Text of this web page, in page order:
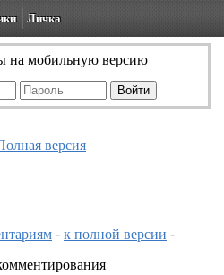
Личка
на мобильную версию
версия
-к полной версии -